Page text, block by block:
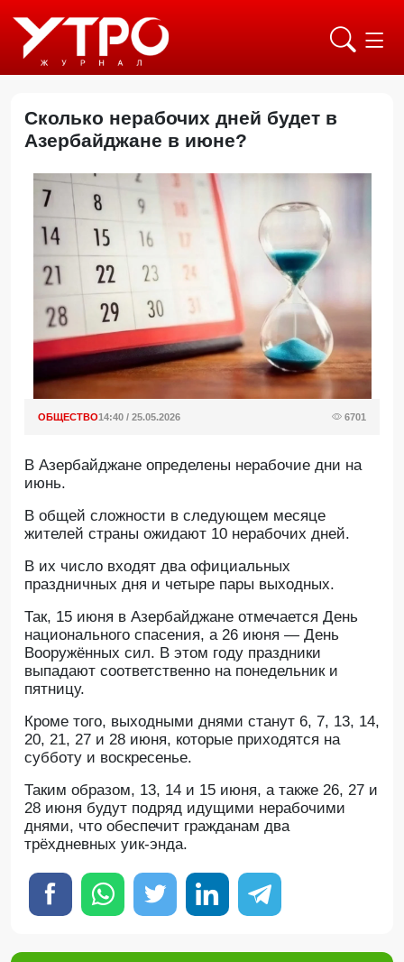
Сколько нерабочих дней будет в
Азербайджане в июне?
ОБЩЕСТВО14:40 / 25.05.2026 6701
В Азербайджане определены нерабочие дни на
июнь.
В общей сложности в следующем месяце
жителей страны ожидают 10 нерабочих дней.
В их число входят два официальных
праздничных дня и четыре пары выходных.
Так, 15 июня в Азербайджане отмечается День
национального спасения, а 26 июня — День
Вооружённых сил. В этом году праздники
выпадают соответственно на понедельник и
пятницу.
Кроме того, выходными днями станут 6, 7, 13, 14,
20, 21, 27 и 28 июня, которые приходятся на
субботу и воскресенье.
Таким образом, 13, 14 и 15 июня, а также 26, 27 и
28 июня будут подряд идущими нерабочими
днями, что обеспечит гражданам два
трёхдневных уик-энда.